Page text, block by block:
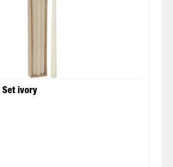
Set ivory